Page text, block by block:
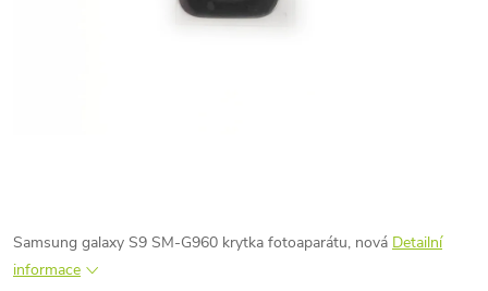
Samsung galaxy S9 SM-G960 krytka fotoaparátu, nová Detailní
informace